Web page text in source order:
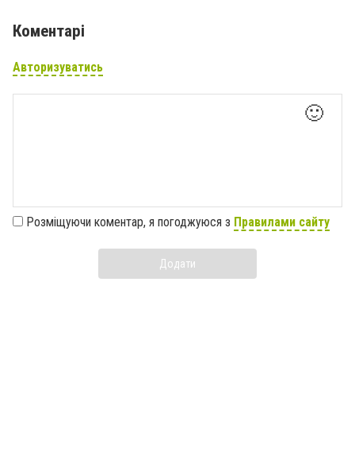
Коментарі
Авторизуватись
🙂
Розміщуючи коментар, я погоджуюся з Правилами сайту
Додати